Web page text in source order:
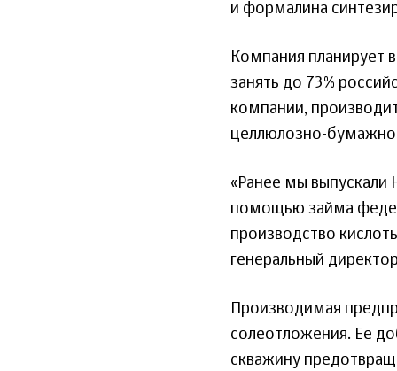
и формалина
Компания планирует
занять до 73%
компании,
целлюлозно-
«Ранее мы выпускали
помощью займа
производство
генеральный
Производимая
солеотложения. Ее
скважину